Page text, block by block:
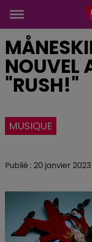
NOUVEL
"RUSH!"
MUSIQUE
Publié : 20 janvier